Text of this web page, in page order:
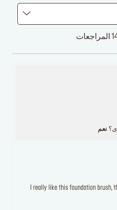
نعم
I really like this foundation brush,